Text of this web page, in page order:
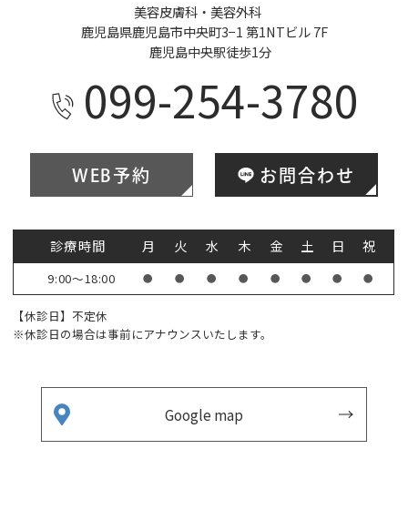
美容皮膚科・美容外科
鹿児島県鹿児島市中央町3−1 第1NTビル 7F
鹿児島中央駅徒歩1分
099-254-3780
WEB予約 お問合わせ
診療時間 月 火 水 木 金 土 日 祝
9:00～18:00 ● ● ● ● ● ● ● ●
【休診日】不定休
※休診日の場合は事前にアナウンスいたします。
Google map